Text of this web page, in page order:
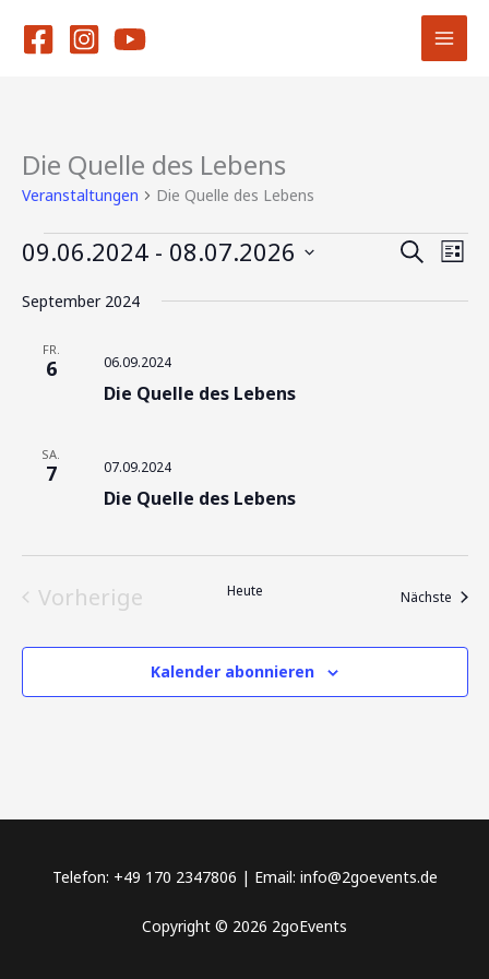
Inhalt
Die Quelle des Lebens
Veranstaltungen Die Quelle des Lebens
Veranstaltungen
und
SucheListe
09.06.2024 - 08.07.2026
wählen.
September 2024
FR.
6
Die Quelle des Lebens
06.09.2024
SA.
7
Die Quelle des Lebens
07.09.2024
Vorherige
Heute Nächste
Kalender abonnieren
Telefon: +49 170 2347806 | Email: info@2goevents.de
Copyright © 2026 2goEvents